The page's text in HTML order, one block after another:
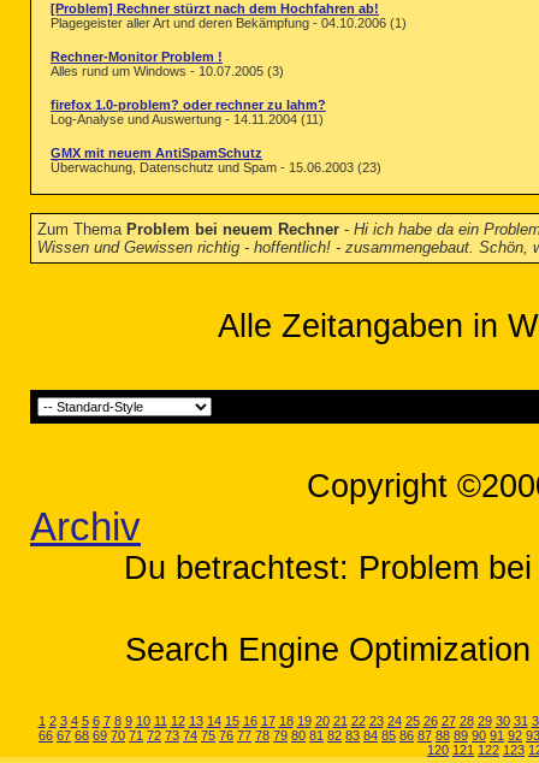
[Problem] Rechner stürzt nach dem Hochfahren ab!
Plagegeister aller Art und deren Bekämpfung - 04.10.2006 (1)
Rechner-Monitor Problem !
Alles rund um Windows - 10.07.2005 (3)
firefox 1.0-problem? oder rechner zu lahm?
Log-Analyse und Auswertung - 14.11.2004 (11)
GMX mit neuem AntiSpamSchutz
Überwachung, Datenschutz und Spam - 15.06.2003 (23)
Zum Thema Problem bei neuem Rechner - Hi ich habe da ein
Wissen und Gewissen richtig - hoffentlich! - zusammengebaut. Schön,
Alle Zeitangaben in
Copyright
Archiv
Du betrachtest: Problem
Search Engine
1 2 3 4 5 6 7 8 9 10 11 12 13 14 15 16 17 18 19 20 21 22 23 24 25 26 27 28 29 30 31
66 67 68 69 70 71 72 73 74 75 76 77 78 79 80 81 82 83 84 85 86 87 88 89 90 91 92 93
120 121 122 123